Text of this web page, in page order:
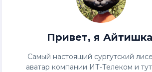
Привет, я
Самый настоящий сургутский лисенок. Я
аватар компании ИТ-Телеком и